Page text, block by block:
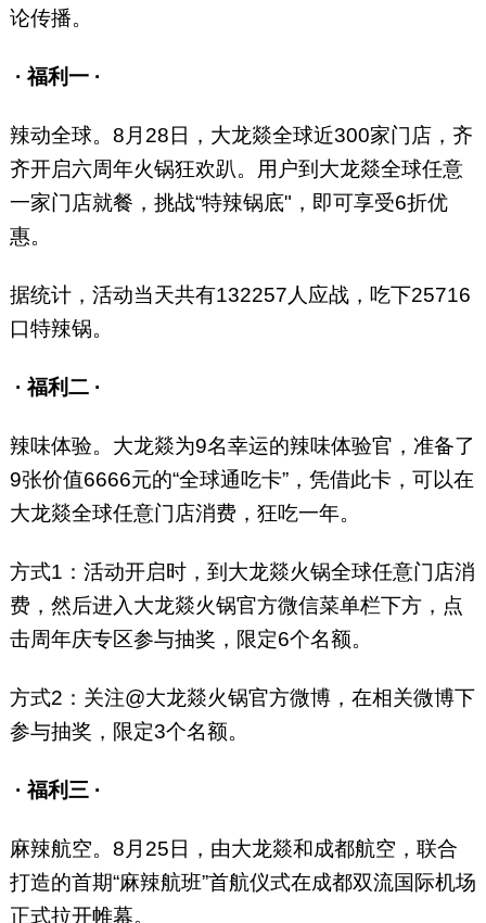
论传播。
· 福利一 ·
辣动全球。8月28日，大龙燚全球近300家门店，齐
齐开启六周年火锅狂欢趴。用户到大龙燚全球任意
一家门店就餐，挑战“特辣锅底"，即可享受6折优
惠。
据统计，活动当天共有132257人应战，吃下25716
口特辣锅。
· 福利二 ·
辣味体验。大龙燚为9名幸运的辣味体验官，准备了
9张价值6666元的“全球通吃卡”，凭借此卡，可以在
大龙燚全球任意门店消费，狂吃一年。
方式1：活动开启时，到大龙燚火锅全球任意门店消
费，然后进入大龙燚火锅官方微信菜单栏下方，点
击周年庆专区参与抽奖，限定6个名额。
方式2：关注@大龙燚火锅官方微博，在相关微博下
参与抽奖，限定3个名额。
· 福利三 ·
麻辣航空。8月25日，由大龙燚和成都航空，联合
打造的首期“麻辣航班”首航仪式在成都双流国际机场
正式拉开帷幕。